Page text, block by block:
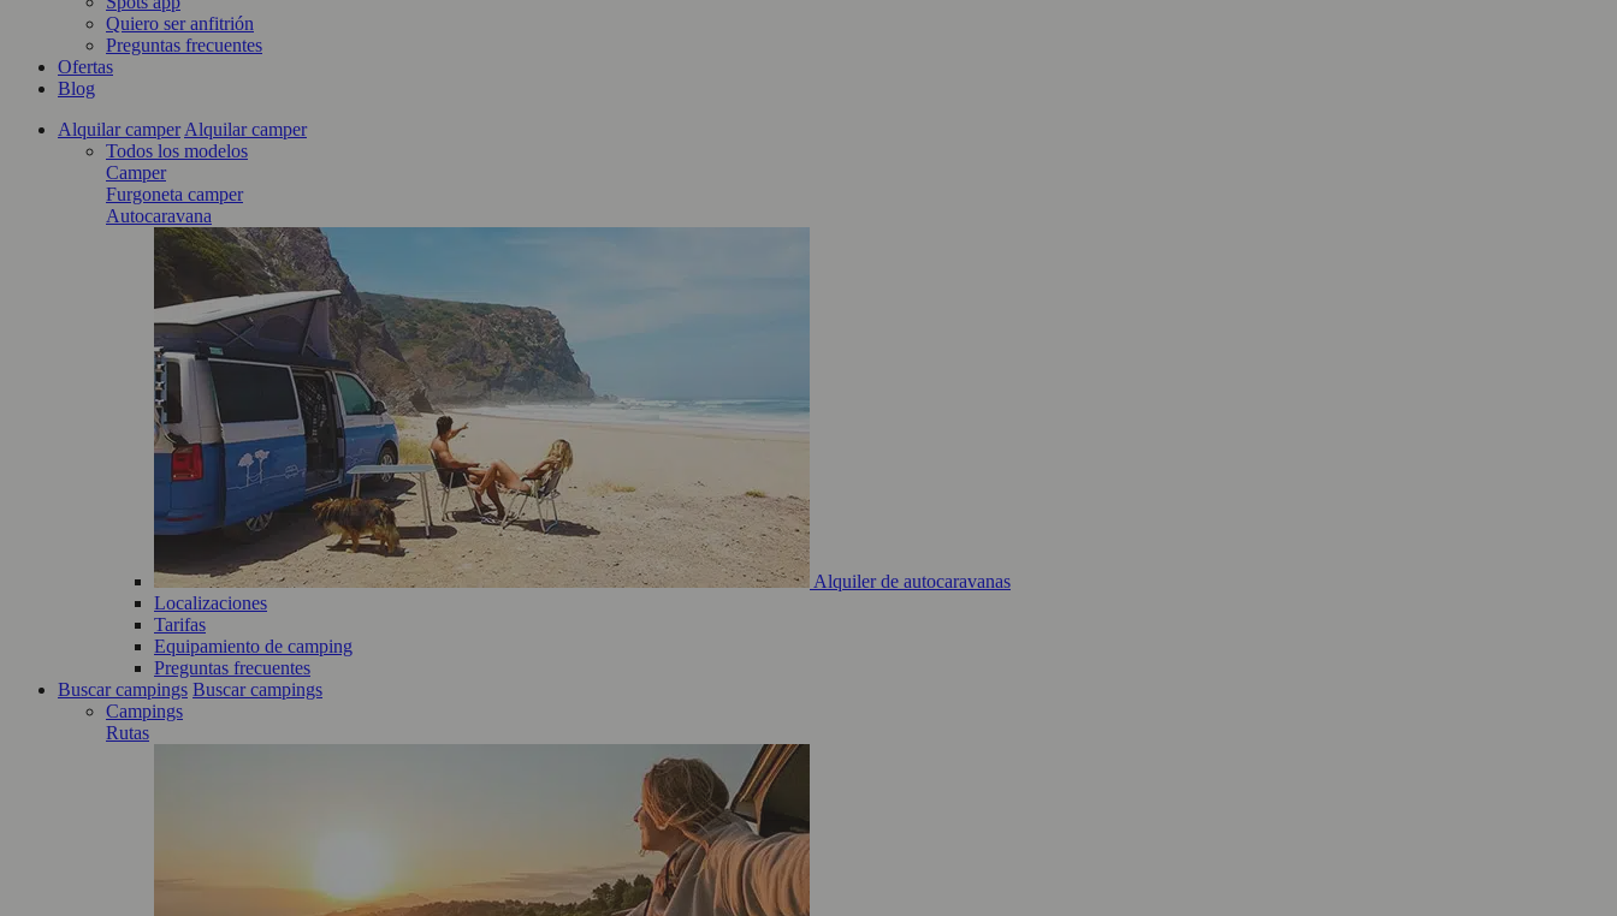
Quiero ser anfitrión
Preguntas frecuentes
Ofertas
Blog
Alquilar camper Alquilar camper
Todos los modelos
Camper
Furgoneta camper
Autocaravana
Alquiler de autocaravanas
Localizaciones
Tarifas
Equipamiento de camping
Preguntas frecuentes
Buscar campings Buscar campings
Campings
Rutas